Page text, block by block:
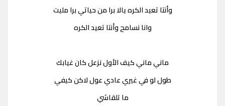
وأنتا تعيد الكره يالا برا من حياتي برا مليت
وانا نسامح وأنتا تعيد الكره
ماني ماني كيف الأول نزعل كان غيابك
طول لو في غيري عادي عول لاكن كيفي
ما تلقاشي